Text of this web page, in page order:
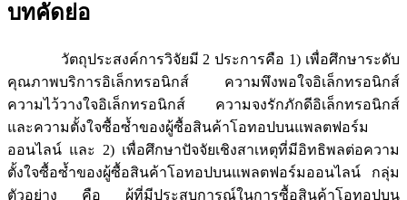
บทคัดย่อ
วัตถุประสงค์การวิจัยมี 2 ประการคือ 1) เพื่อศึกษาระดับ
คุณภาพบริการอิเล็กทรอนิกส์ ความพึงพอใจอิเล็กทรอนิกส์
ความไว้วางใจอิเล็กทรอนิกส์ ความจงรักภักดีอิเล็กทรอนิกส์
และความตั้งใจซื้อซ้ำของผู้ซื้อสินค้าโอทอปบนแพลตฟอร์ม
ออนไลน์ และ 2) เพื่อศึกษาปัจจัยเชิงสาเหตุที่มีอิทธิพลต่อความ
ตั้งใจซื้อซ้ำของผู้ซื้อสินค้าโอทอปบนแพลตฟอร์มออนไลน์ กลุ่ม
ตัวอย่าง คือ ผู้ที่มีประสบการณ์ในการซื้อสินค้าโอทอปบน